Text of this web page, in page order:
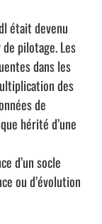
était devenu
pilotage. Les
dans les
des
de
hérité d’une
d’un socle
ou d’évolution